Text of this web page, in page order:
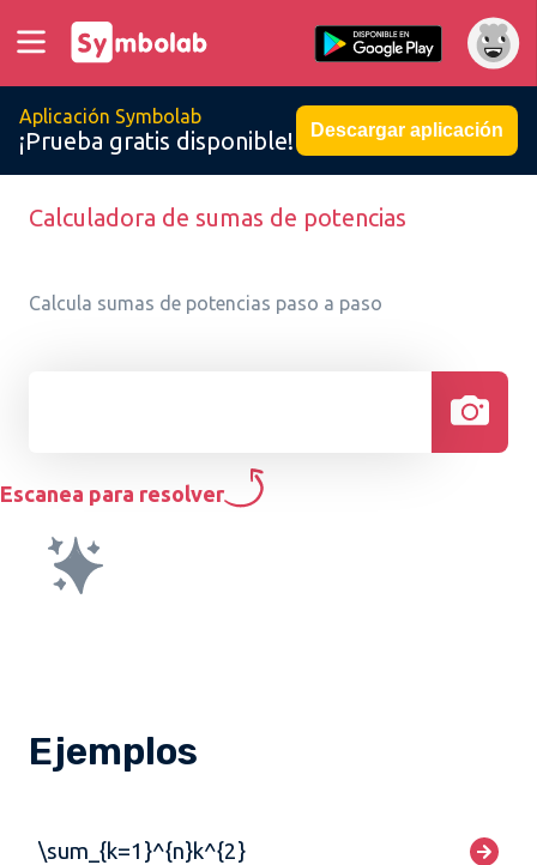
Aplicación Symbolab
¡Prueba gratis disponible! Descargar aplicación
Calculadora de sumas de potencias
Calcula sumas de potencias paso a paso
Escanea para resolver
Ejemplos
\sum_{k=1}^{n}k^{2}